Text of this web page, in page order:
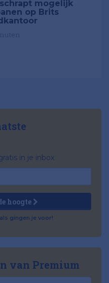
schrapt mogelijk
op Brits
in je inbox
hoogte
gingen je voor!
van Premium